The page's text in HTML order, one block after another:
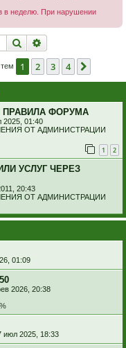
неделю. При нарушении
Поиск
1 2 3 4
ПРАВИЛА ФОРУМА
2025, 01:40
ОТ АДМИНИСТРАЦИИ
1 2
УСЛУГ ЧЕРЕЗ
20:43
ОТ АДМИНИСТРАЦИИ
01:09
2026, 20:38
июл 2025, 18:33